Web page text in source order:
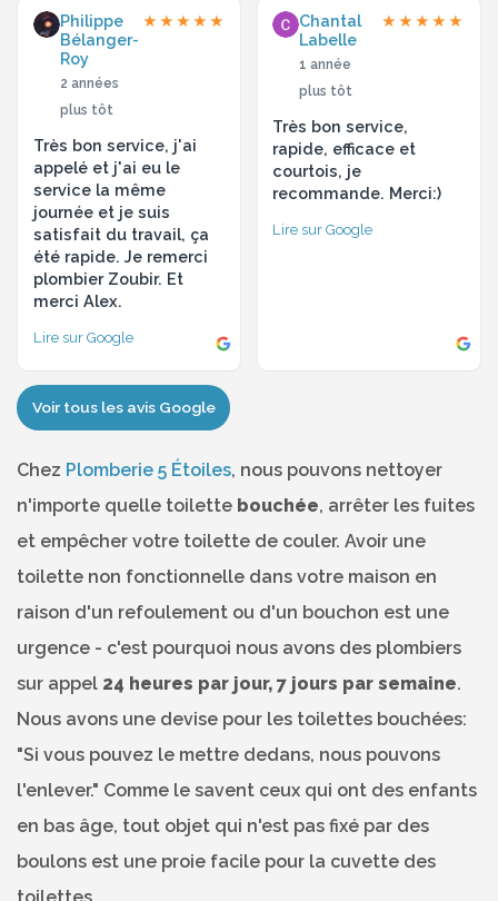
Philippe
Bélanger-
Roy
2 années
plus tôt
★★★★★
Très bon service, j'ai
appelé et j'ai eu le
service la même
journée et je suis
satisfait du travail, ça
été rapide. Je remerci
plombier Zoubir. Et
merci Alex.
Lire sur Google
Chantal
Labelle
1 année
plus tôt
★★★★★
Très bon service,
rapide, efficace et
courtois, je
recommande. Merci:)
Lire sur Google
Voir tous les avis Google
Chez Plomberie 5 Étoiles, nous pouvons nettoyer
n'importe quelle toilette bouchée, arrêter les fuites
et empêcher votre toilette de couler. Avoir une
toilette non fonctionnelle dans votre maison en
raison d'un refoulement ou d'un bouchon est une
urgence - c'est pourquoi nous avons des plombiers
sur appel 24 heures par jour, 7 jours par semaine.
Nous avons une devise pour les toilettes bouchées:
"Si vous pouvez le mettre dedans, nous pouvons
l'enlever." Comme le savent ceux qui ont des enfants
en bas âge, tout objet qui n'est pas fixé par des
boulons est une proie facile pour la cuvette des